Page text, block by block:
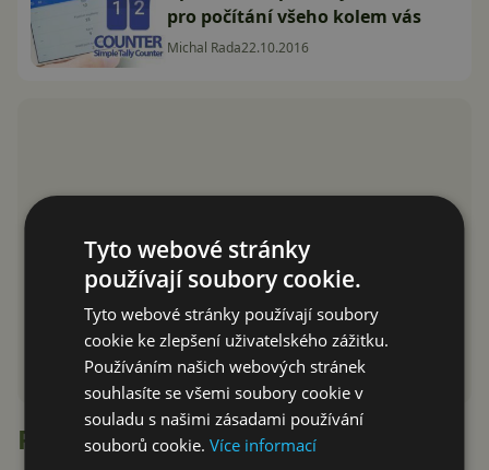
pro počítání všeho kolem vás
Michal Rada22.10.2016
Recenze
Tyto webové stránky
používají soubory cookie.
Tyto webové stránky používají soubory
cookie ke zlepšení uživatelského zážitku.
Používáním našich webových stránek
souhlasíte se všemi soubory cookie v
souladu s našimi zásadami používání
souborů cookie.Více informací